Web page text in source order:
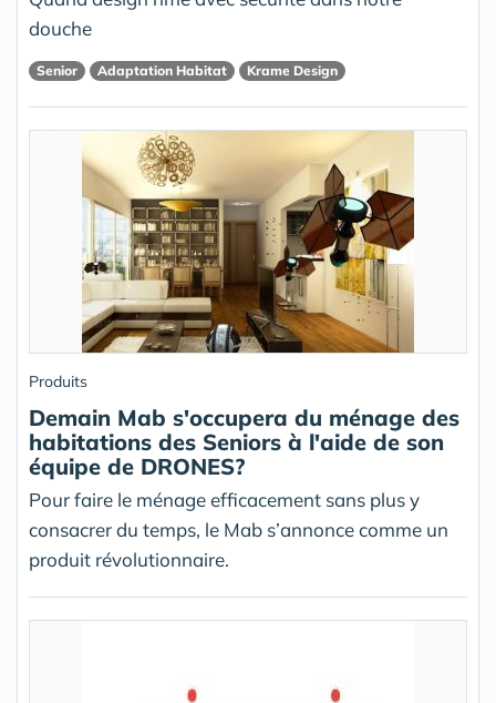
douche
Senior Adaptation Habitat Krame Design
Produits
Demain Mab s'occupera du ménage des
habitations des Seniors à l'aide de son
équipe de DRONES?
Pour faire le ménage efficacement sans plus y
consacrer du temps, le Mab s’annonce comme un
produit révolutionnaire.